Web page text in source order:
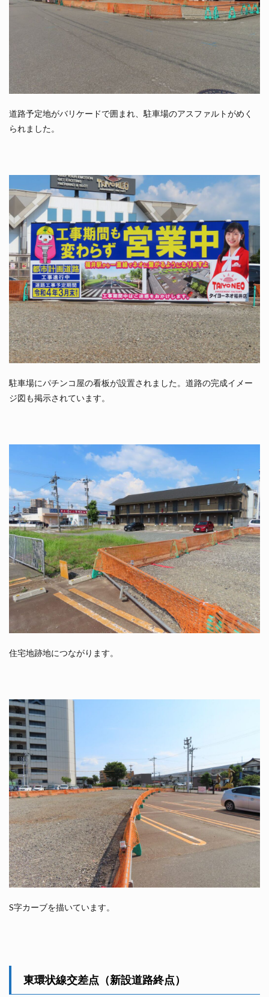
道路予定地がバリケードで囲まれ、駐車場のアスファルトがめく
られました。
駐車場にパチンコ屋の看板が設置されました。道路の完成イメー
ジ図も掲示されています。
住宅地跡地につながります。
S字カーブを描いています。
東環状線交差点（新設道路終点）